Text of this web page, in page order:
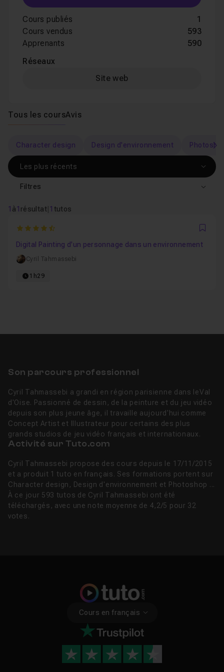
Cours publiés
1
Cours vendus
593
Apprenants
590
Réseaux
Site web
Tous les coursAvis
Character design Design d'environnement
1 à1 résultat| 1 tutos
Filtres
4.125
Digital Painting d'un personnage dans un environnement
Cyril Tahmassebi
1h29
Son parcours professionnel
Cyril Tahmassebi a grandi en région parisienne dans leVal
d'Oise. Passionné de dessin, de la peinture et du jeu vidéo
depuis son plus jeune âge, il travaille aujourd'hui comme
Concept Artist et Illustrateur pour certains des plus
grands studios de jeu vidéo français et internationaux.
Activité sur Tuto.com
Cyril Tahmassebi propose des cours depuis le 17/11/2015
et a produit 1 tuto en français. Ses formations portent sur
Character design, Design d'environnement et Photoshop ...
À ce jour 593 tutos de Cyril Tahmassebi ont été
téléchargés, avec une note moyenne de 4,2/5 pour 32
votes.
Cours en français